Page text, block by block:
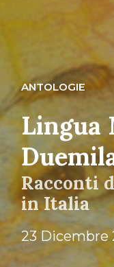
ANTOLOGIE
Lingua
Racconti
in Italia
23 Dicembre